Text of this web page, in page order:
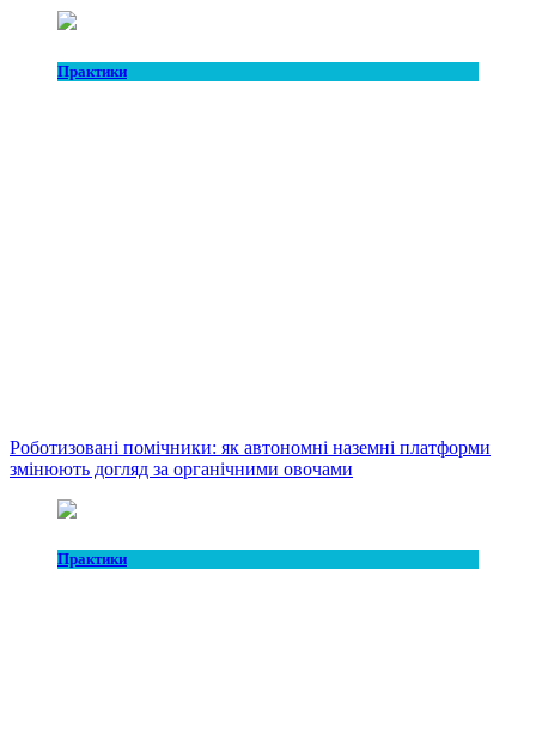
Практики
Роботизовані помічники: як автономні наземні платформи
змінюють догляд за органічними овочами
Практики